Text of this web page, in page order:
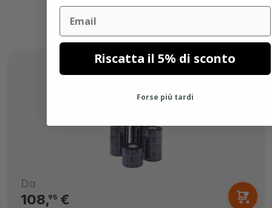
Da
108,95€
Email
Riscatta il 5% di sconto
Forse più tardi